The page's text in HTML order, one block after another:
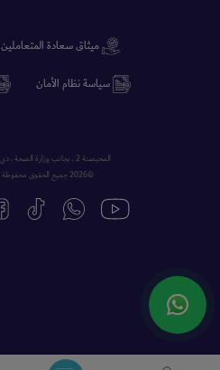
ميثاق سعادة المتعاملين
سياسة نظام الأمان
المحيصنة 2 ، بجانب وزارة الصحة ، دبي، الإمارات العربية المتحدة
©2026 جميع الحقوق محفوظة | جمعية دبي الخيرية